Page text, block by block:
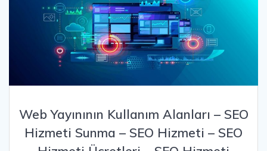
Web Yayınının Kullanım Alanları – SEO
Hizmeti Sunma – SEO Hizmeti – SEO